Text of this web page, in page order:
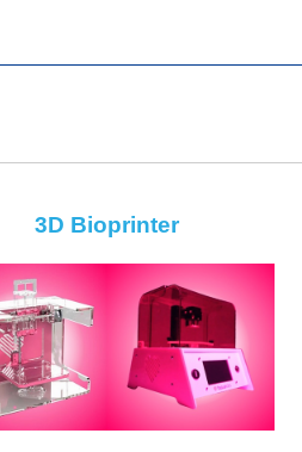
3D Bioprinter